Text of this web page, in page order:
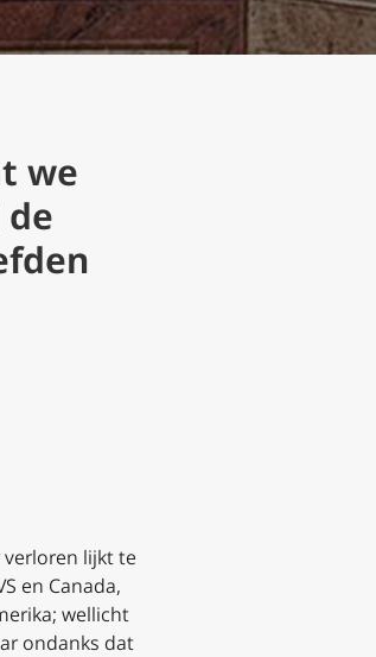
we
verloren lijkt te
en Canada,
wellicht
ondanks dat